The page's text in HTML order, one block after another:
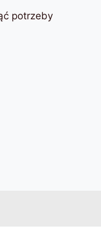
potrzeby